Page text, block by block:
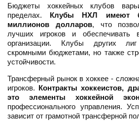
Бюджеты хоккейных клубов
пределах. Клубы НХЛ имеют
миллионов долларов, что
лучших игроков и обеспечивать
организации. Клубы других
скромными бюджетами, но также
устойчивости.
Трансферный рынок в хоккее -
игроков. Контракты хоккеистов,
это элементы хоккейной
профессионального управления.
зависит от грамотной трансферной